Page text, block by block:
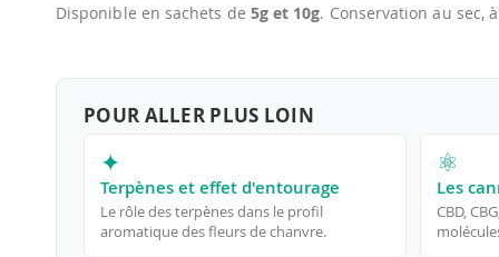
Disponible en sachets de 5g et 10g. Conservation au sec,
POUR ALLER PLUS LOIN
✦
Terpènes et effet d'entourage
Le rôle des terpènes dans le profil
aromatique des fleurs de chanvre.
⚛
Les
CBD,